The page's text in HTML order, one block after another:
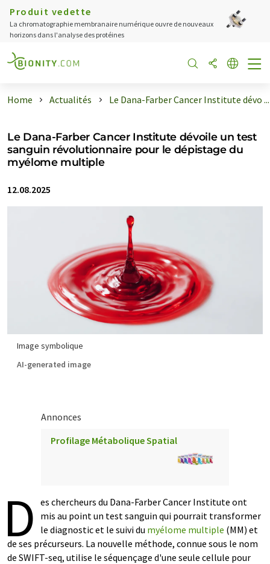
Produit vedette
La chromatographie membranaire numérique ouvre de nouveaux
horizons dans l'analyse des protéines
Home Actualités Le Dana-Farber Cancer Institute dévo ...
Le Dana-Farber Cancer Institute dévoile un test
sanguin révolutionnaire pour le dépistage du
myélome multiple
12.08.2025
Image symbolique
AI-generated image
Annonces
Profilage Métabolique Spatial
D es chercheurs du Dana-Farber Cancer Institute ont
mis au point un test sanguin qui pourrait transformer
le diagnostic et le suivi du myélome multiple (MM) et
de ses précurseurs. La nouvelle méthode, connue sous le nom
de SWIFT-seq, utilise le séquençage d'une seule cellule pour